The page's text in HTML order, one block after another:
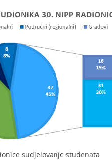
sudjelovanje studenata